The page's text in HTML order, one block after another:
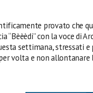
provato che
“Bèèèdi” con la voce di
settimana, stressati
volta e non allontanare